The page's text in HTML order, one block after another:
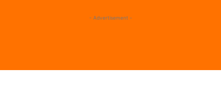
- Advertisement -